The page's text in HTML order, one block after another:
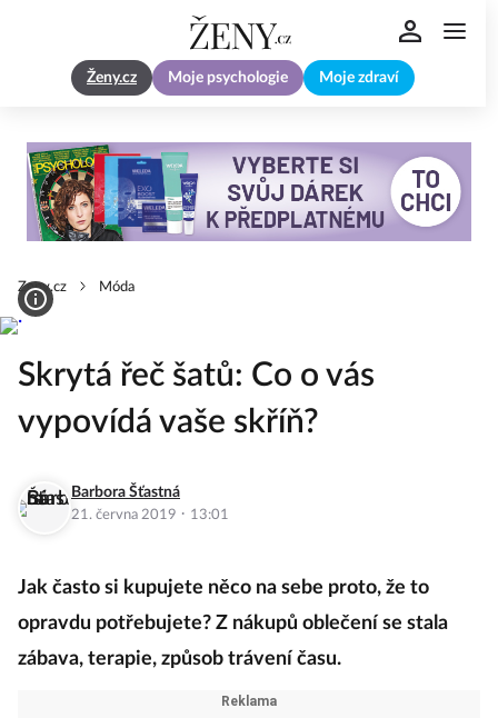
Ženy.cz Moje psychologie Moje zdraví
Zeny.cz Móda
Skrytá řeč šatů: Co o vás
vypovídá vaše skříň?
Barbora Šťastná
21. června 2019 · 13:01
Jak často si kupujete něco na sebe proto, že to
opravdu potřebujete? Z nákupů oblečení se stala
zábava, terapie, způsob trávení času.